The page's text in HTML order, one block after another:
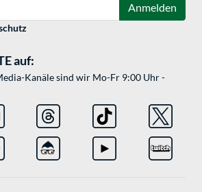
Anmelden
auf:
Kanäle sind wir Mo-Fr 9:00 Uhr -